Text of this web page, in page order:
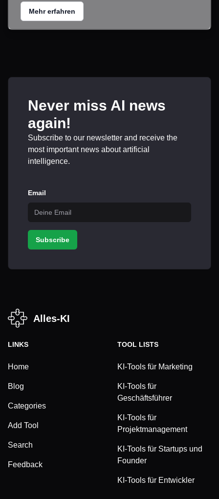
Mehr erfahren
Never miss AI news
again!
Subscribe to our newsletter and receive the
most important news about artificial
intelligence.
Email
Subscribe
Alles-KI
LINKS
Home
Blog
Categories
Add Tool
Search
Feedback
TOOL LISTS
KI-Tools für Marketing
KI-Tools für
Geschäftsführer
KI-Tools für
Projektmanagement
KI-Tools für Startups und
Founder
KI-Tools für Entwickler